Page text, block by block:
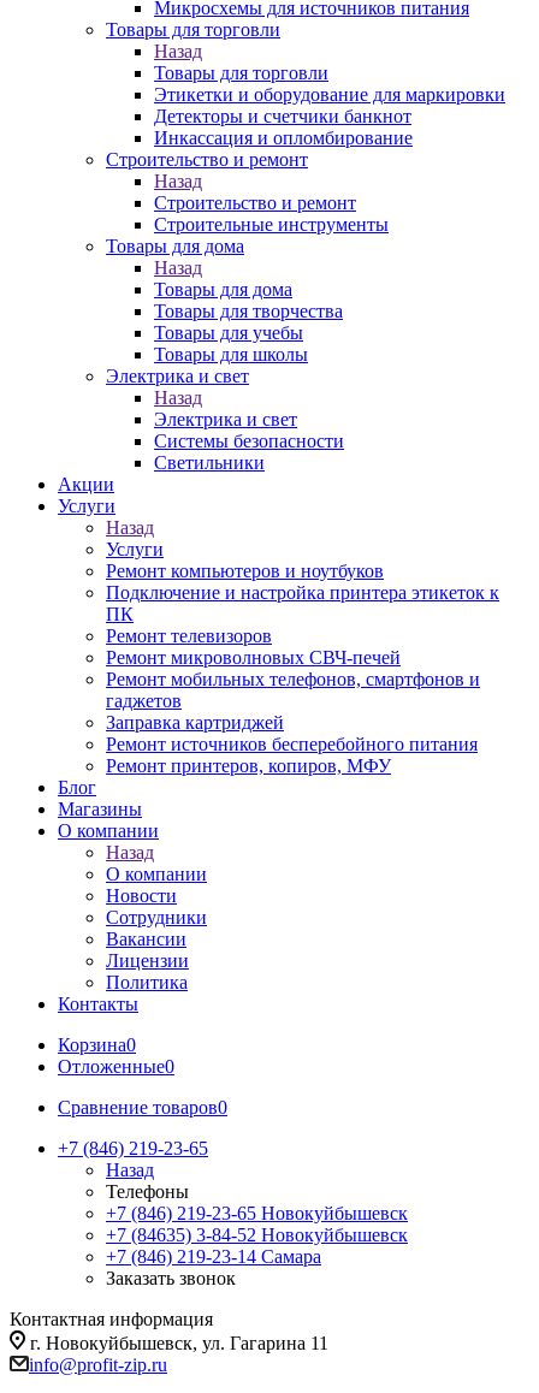
Микросхемы для источников питания
Товары для торговли
Назад
Товары для торговли
Этикетки и оборудование для маркировки
Детекторы и счетчики банкнот
Инкассация и опломбирование
Строительство и ремонт
Назад
Строительство и ремонт
Строительные инструменты
Товары для дома
Назад
Товары для дома
Товары для творчества
Товары для учебы
Товары для школы
Электрика и свет
Назад
Электрика и свет
Системы безопасности
Светильники
Акции
Услуги
Назад
Услуги
Ремонт компьютеров и ноутбуков
Подключение и настройка принтера этикеток к
ПК
Ремонт телевизоров
Ремонт микроволновых СВЧ-печей
Ремонт мобильных телефонов, смартфонов и
гаджетов
Заправка картриджей
Ремонт источников бесперебойного питания
Ремонт принтеров, копиров, МФУ
Блог
Магазины
О компании
Назад
О компании
Новости
Сотрудники
Вакансии
Лицензии
Политика
Контакты
Корзина0
Отложенные0
Сравнение товаров0
+7 (846) 219-23-65
Назад
Телефоны
+7 (846) 219-23-65 Новокуйбышевск
+7 (84635) 3-84-52 Новокуйбышевск
+7 (846) 219-23-14 Самара
Заказать звонок
Контактная информация
г. Новокуйбышевск, ул. Гагарина 11
info@profit-zip.ru